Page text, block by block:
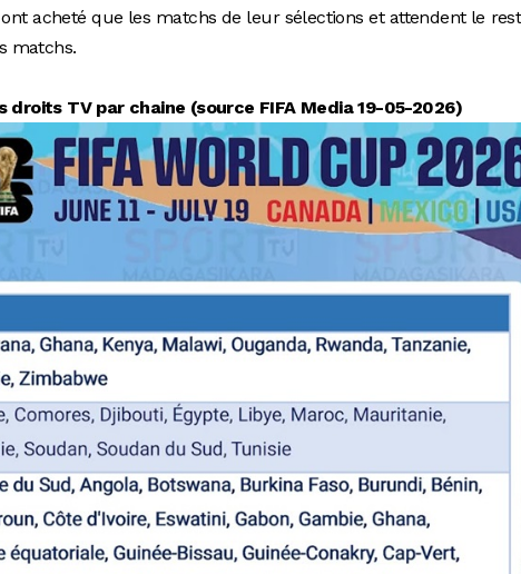
ont acheté que les matchs de leur sélections et attendent le
matchs.
droits TV par chaine (source FIFA Media 19-05-2026)